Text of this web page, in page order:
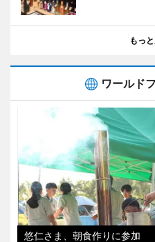
もっ
ワールド
悠仁さま、朝食作りに参加